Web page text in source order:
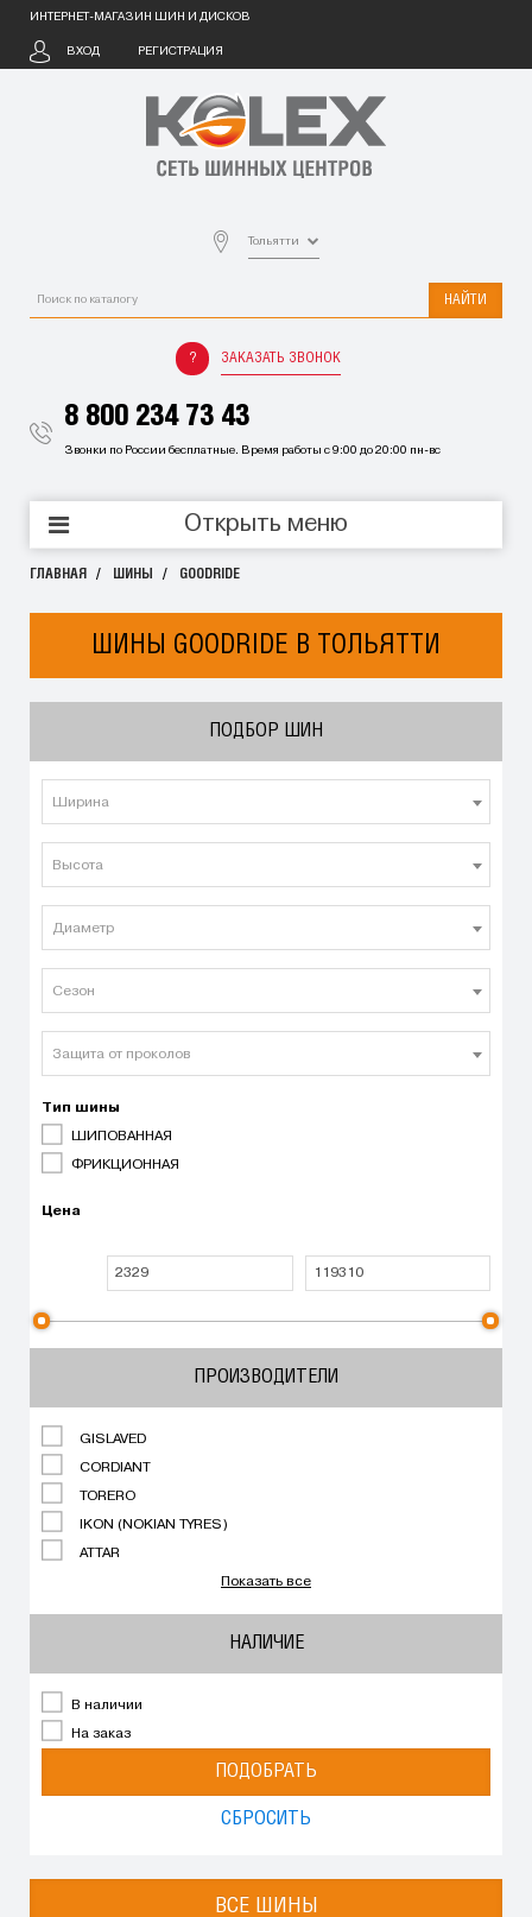
ИНТЕРНЕТ-МАГАЗИН ШИН И ДИСКОВ
ВХОД РЕГИСТРАЦИЯ
Тольятти
НАЙТИ
ЗАКАЗАТЬ ЗВОНОК
8 800 234 73 43
Звонки по России бесплатные. Время работы с 9:00 до 20:00 пн-вс
Открыть меню
ГЛАВНАЯ ШИНЫ GOODRIDE
ШИНЫ GOODRIDE В ТОЛЬЯТТИ
ПОДБОР ШИН
Ширина
Высота
Диаметр
Сезон
Защита от проколов
Тип шины
ШИПОВАННАЯ
ФРИКЦИОННАЯ
Цена
ПРОИЗВОДИТЕЛИ
GISLAVED
CORDIANT
TORERO
IKON (NOKIAN TYRES)
ATTAR
Показать все
НАЛИЧИЕ
В наличии
На заказ
ПОДОБРАТЬ
СБРОСИТЬ
ВСЕ ШИНЫ